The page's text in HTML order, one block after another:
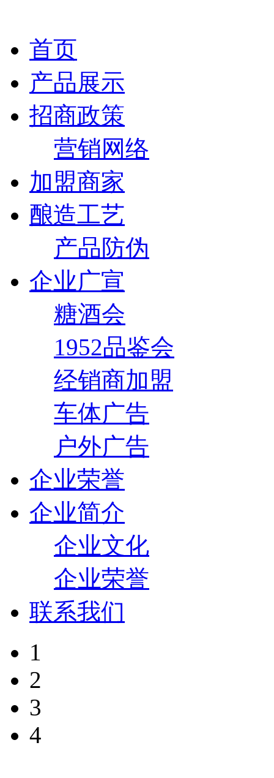
首页
产品展示
招商政策
营销网络
加盟商家
酿造工艺
产品防伪
企业广宣
糖酒会
1952品鉴会
经销商加盟
车体广告
户外广告
企业荣誉
企业简介
企业文化
企业荣誉
联系我们
1
2
3
4